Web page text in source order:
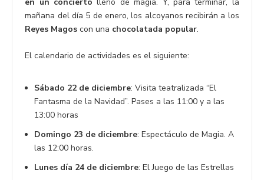
mañana del día 5 de enero, los alcoyanos recibirán a los
Reyes Magos con una chocolatada popular.
El calendario de actividades es el siguiente:
Sábado 22 de diciembre: Visita teatralizada “El
Fantasma de la Navidad”. Pases a las 11:00 y a las
13:00 horas
Domingo 23 de diciembre: Espectáculo de Magia. A
las 12:00 horas.
Lunes día 24 de diciembre: El Juego de las Estrellas